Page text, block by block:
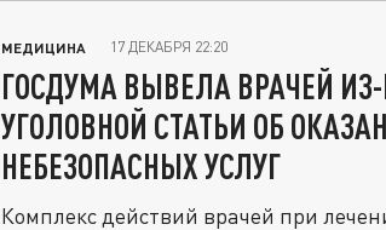
МЕДИЦИНА 17 ДЕКАБРЯ 22:20
ГОСДУМА ВЫВЕЛА ВРАЧЕЙ
УГОЛОВНОЙ СТАТЬИ ОБ
НЕБЕЗОПАСНЫХ УСЛУГ
Комплекс действий врачей при